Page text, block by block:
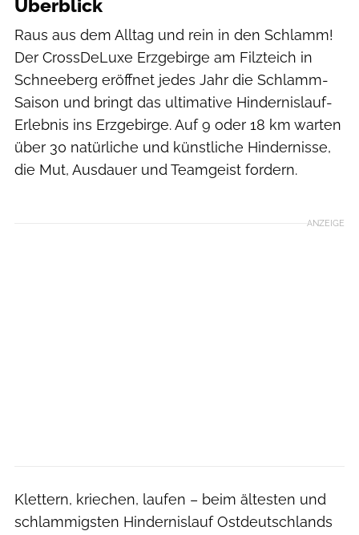
Überblick
Raus aus dem Alltag und rein in den Schlamm!
Der CrossDeLuxe Erzgebirge am Filzteich in
Schneeberg eröffnet jedes Jahr die Schlamm-
Saison und bringt das ultimative Hindernislauf-
Erlebnis ins Erzgebirge. Auf 9 oder 18 km warten
über 30 natürliche und künstliche Hindernisse,
die Mut, Ausdauer und Teamgeist fordern.
ANZEIGE
Klettern, kriechen, laufen – beim ältesten und
schlammigsten Hindernislauf Ostdeutschlands